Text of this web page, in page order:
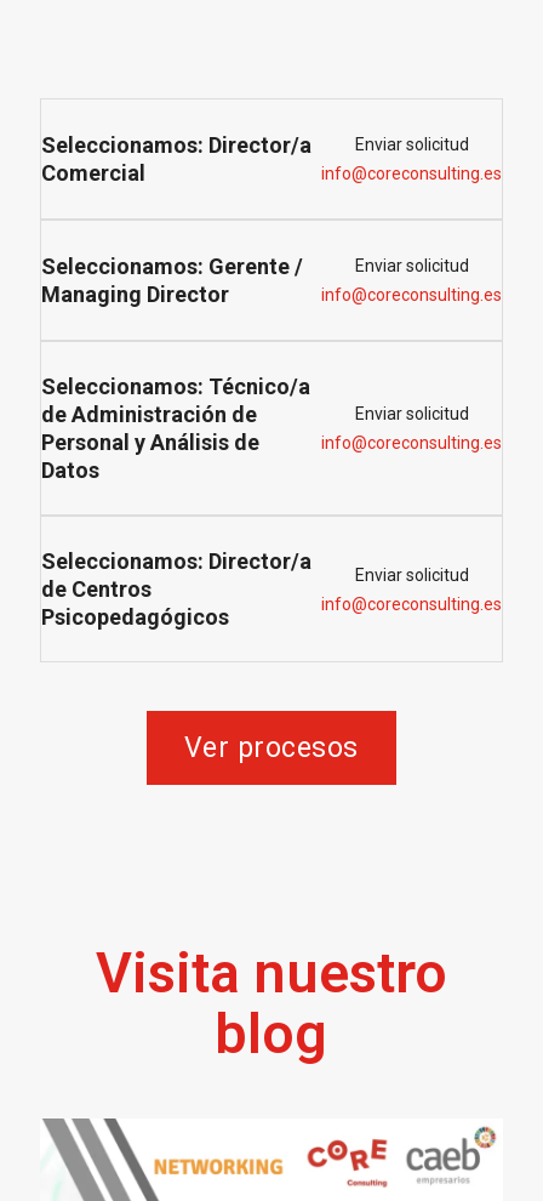
Seleccionamos: Director/a
Comercial
Enviar solicitud
info@coreconsulting.es
Seleccionamos: Gerente /
Managing Director
Enviar solicitud
info@coreconsulting.es
Seleccionamos: Técnico/a
de Administración de
Personal y Análisis de
Datos
Enviar solicitud
info@coreconsulting.es
Seleccionamos: Director/a
de Centros
Psicopedagógicos
Enviar solicitud
info@coreconsulting.es
Ver procesos
Visita nuestro
blog